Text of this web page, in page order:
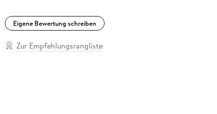
Eigene Bewertung schreiben
Zur Empfehlungsrangliste